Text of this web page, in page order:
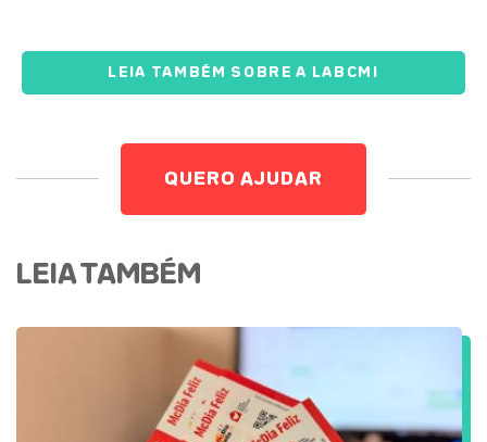
LEIA TAMBÉM SOBRE A LABCMI
QUERO AJUDAR
LEIA TAMBÉM